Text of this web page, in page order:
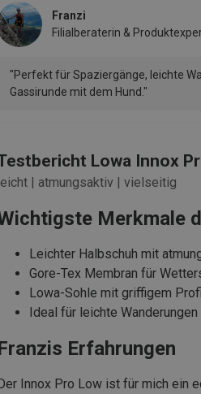
Franzi
Filialberaterin &
"Perfekt für Spaziergänge, leichte
Gassirunde mit dem Hund."
Lowa Innox
| atmungsaktiv | vielseitig
Merkmale
Leichter Halbschuh mit
Gore-Tex Membran für
Lowa-Sohle mit griffigem
Ideal für leichte Wanderungen
Erfahrungen
Innox Pro Low ist für mich ein